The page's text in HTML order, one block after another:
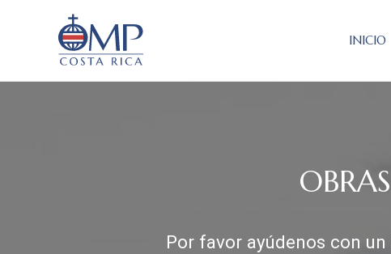
INICIO
Por favor ayúdenos con